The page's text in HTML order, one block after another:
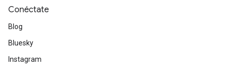
Conéctate
Blog
Bluesky
Instagram